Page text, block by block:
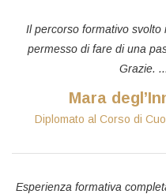
Il percorso formativo svolto
permesso di fare di una
Grazie. ...
Mara
Diplomato al Corso di
Esperienza formativa